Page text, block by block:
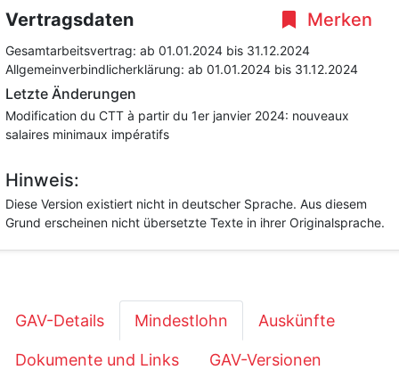
Merken
Vertragsdaten
Gesamtarbeitsvertrag: ab 01.01.2024 bis 31.12.2024
Allgemeinverbindlicherklärung: ab 01.01.2024 bis 31.12.2024
Letzte Änderungen
Modification du CTT à partir du 1er janvier 2024: nouveaux
salaires minimaux impératifs
Hinweis:
Diese Version existiert nicht in deutscher Sprache. Aus diesem
Grund erscheinen nicht übersetzte Texte in ihrer Originalsprache.
GAV-Details Mindestlohn Auskünfte
Dokumente und Links GAV-Versionen